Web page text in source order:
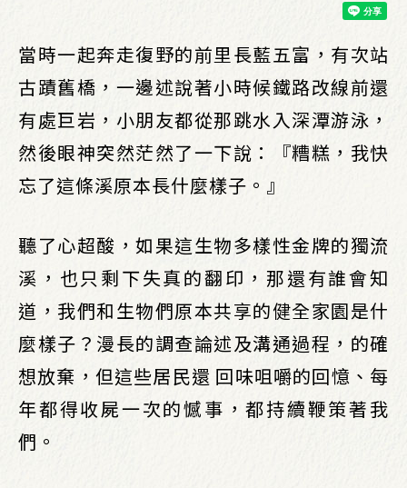
當時一起奔走復野的前里長藍五富，有次站
古蹟舊橋，一邊述說著小時候鐵路改線前還
有處巨岩，小朋友都從那跳水入深潭游泳，
然後眼神突然茫然了一下說：『糟糕，我快
忘了這條溪原本長什麼樣子。』
聽了心超酸，如果這生物多樣性金牌的獨流
溪，也只剩下失真的翻印，那還有誰會知
道，我們和生物們原本共享的健全家園是什
麼樣子？漫長的調查論述及溝通過程，的確
想放棄，但這些居民還 回味咀嚼的回憶、每
年都得收屍一次的憾事，都持續鞭策著我
們。